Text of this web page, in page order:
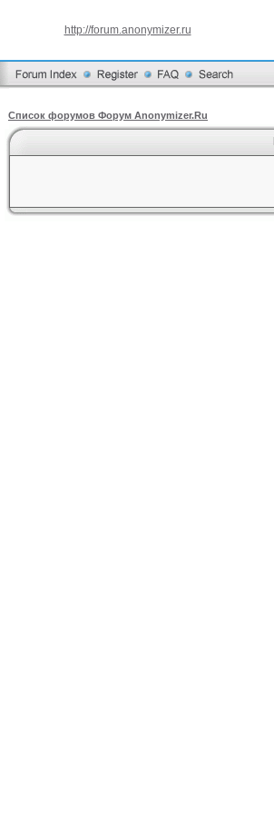
http://forum.anonymizer.ru
Список форумов Форум Anonymizer.Ru